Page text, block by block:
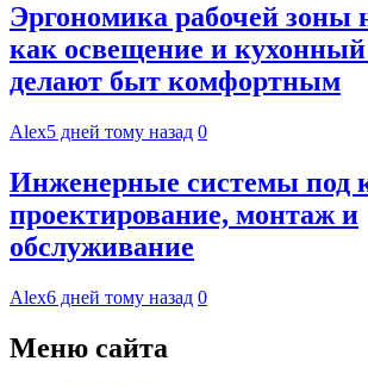
Эргономика рабочей зоны
как освещение и
делают быт комфортным
Alex5 дней тому назад 0
Инженерные системы под
проектирование, монтаж и
обслуживание
Alex6 дней тому назад 0
Меню сайта